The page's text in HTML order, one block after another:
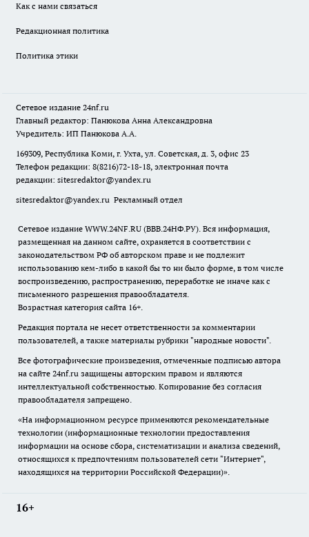
Как с нами связаться
Редакционная политика
Политика этики
Сетевое издание 24nf.ru
Главный редактор: Панюкова Анна Александровна
Учредитель: ИП Панюкова А.А.
169309, Республика Коми, г. Ухта, ул. Советская, д. 3, офис 23
Телефон редакции: 8(8216)72-18-18, электронная почта
редакции: sitesredaktor@yandex.ru
sitesredaktor@yandex.ru Рекламный отдел
Сетевое издание WWW.24NF.RU (ВВВ.24НФ.РУ). Вся информация,
размещенная на данном сайте, охраняется в соответствии с
законодательством РФ об авторском праве и не подлежит
использованию кем-либо в какой бы то ни было форме, в том числе
воспроизведению, распространению, переработке не иначе как с
письменного разрешения правообладателя.
Возрастная категория сайта 16+.
Редакция портала не несет ответственности за комментарии
пользователей, а также материалы рубрики "народные новости".
Все фотографические произведения, отмеченные подписью автора
на сайте 24nf.ru защищены авторским правом и являются
интеллектуальной собственностью. Копирование без согласия
правообладателя запрещено.
«На информационном ресурсе применяются рекомендательные
технологии (информационные технологии предоставления
информации на основе сбора, систематизации и анализа сведений,
относящихся к предпочтениям пользователей сети "Интернет",
находящихся на территории Российской Федерации)».
16+